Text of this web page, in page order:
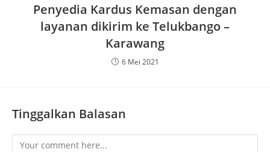
Penyedia Kardus Kemasan dengan
layanan dikirim ke Telukbango –
Karawang
6 Mei 2021
Tinggalkan Balasan